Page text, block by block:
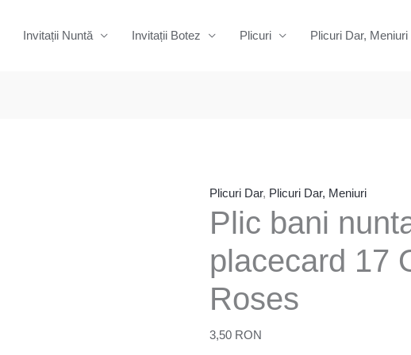
Invitații Nuntă Invitații Botez Plicuri Plicuri Dar, Meniuri
Plicuri Dar, Plicuri Dar, Meniuri
Plic bani
placecard 17
Roses
3,50 RON
nunta
tip
placecard
17
Orange
Roses